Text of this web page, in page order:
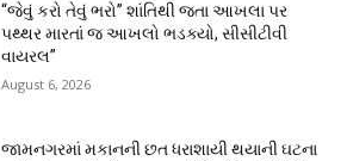
“જેવું કરો તેવું ભરો” શાંતિથી જતા આખલા પર
પથ્થર મારતાં જ આખલો ભડક્યો, સીસીટીવી
વાયરલ”
August 6, 2026
જામનગરમાં મકાનની છત ધરાશાયી થયાની ઘટના